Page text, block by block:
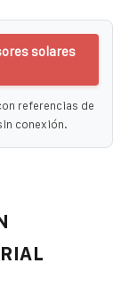
solares
referencias de
conexión.